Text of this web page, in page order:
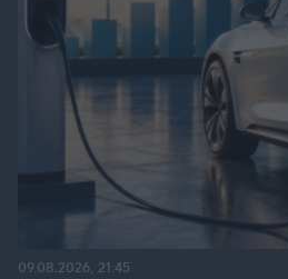
09.08.2026, 21:45